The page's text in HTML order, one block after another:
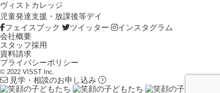
ヴィストカレッジ
児童発達支援・放課後等デイ
フェイスブック
ツイッター
インスタグラム
会社概要
スタッフ採用
資料請求
プライバシーポリシー
© 2022 VISST Inc.
見学・相談のお申し込み